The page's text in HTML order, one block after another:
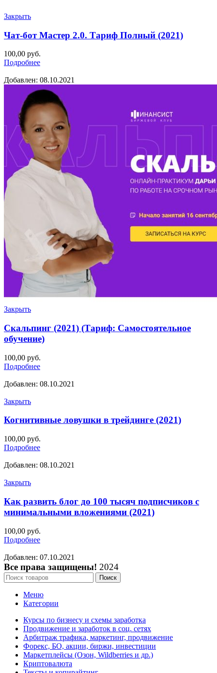
Закрыть
Чат-бот Мастер 2.0. Тариф Полный (2021)
100,00 руб.
Подробнее
Добавлен: 08.10.2021
Закрыть
Скальпинг (2021) (Тариф: Самостоятельное
обучение)
100,00 руб.
Подробнее
Добавлен: 08.10.2021
Закрыть
Когнитивные ловушки в трейдинге (2021)
100,00 руб.
Подробнее
Добавлен: 08.10.2021
Закрыть
Как развить блог до 100 тысяч подписчиков с
минимальными вложениями (2021)
100,00 руб.
Подробнее
Добавлен: 07.10.2021
Все права защищены! 2024
Поиск
Меню
Категории
Курсы по бизнесу и схемы заработка
Продвижение и заработок в соц. сетях
Арбитраж трафика, маркетинг, продвижение
Форекс, БО, акции, биржи, инвестиции
Маркетплейсы (Озон, Wildberries и др.)
Криптовалюта